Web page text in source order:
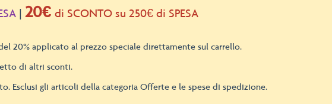
| 20€ di SCONTO su 250€ di SPESA
20% applicato al prezzo speciale direttamente sul carrello.
di altri sconti.
Esclusi gli articoli della categoria Offerte e le spese di spedizione.